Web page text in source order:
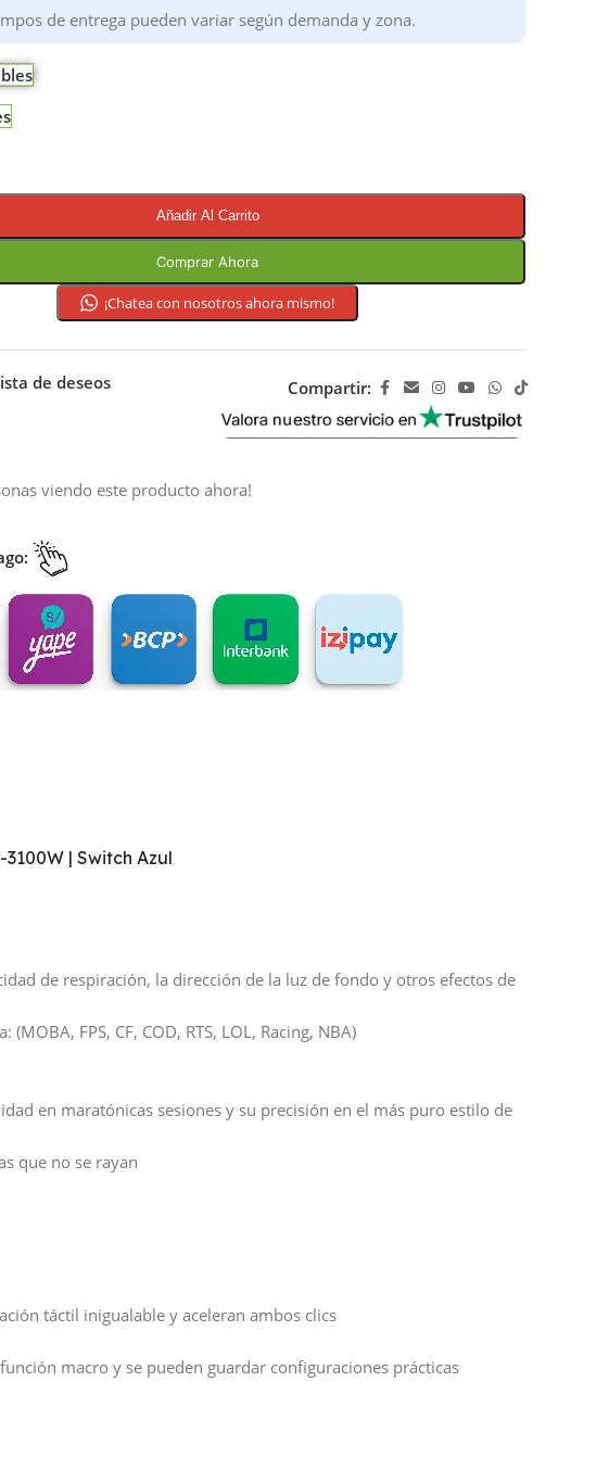
de entrega pueden variar según demanda y zona.
Añadir Al Carrito
Comprar Ahora
¡Chatea con nosotros ahora mismo!
de deseos Compartir:
viendo este producto ahora!
| Switch Azul
de respiración, la dirección de la luz de fondo y otros efectos de
FPS, CF, COD, RTS, LOL, Racing, NBA)
en maratónicas sesiones y su precisión en el más puro estilo de
que no se rayan
táctil inigualable y aceleran ambos clics
macro y se pueden guardar configuraciones prácticas